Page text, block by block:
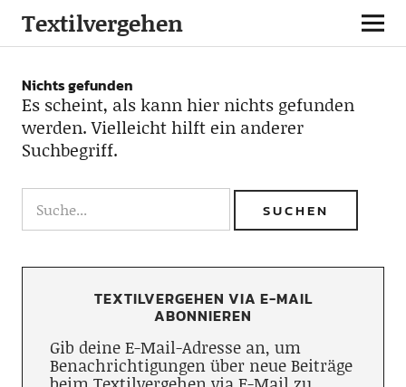
Textilvergehen
Nichts gefunden
Es scheint, als kann hier nichts gefunden
werden. Vielleicht hilft ein anderer
Suchbegriff.
TEXTILVERGEHEN VIA E-MAIL
ABONNIEREN
Gib deine E-Mail-Adresse an, um
Benachrichtigungen über neue Beiträge